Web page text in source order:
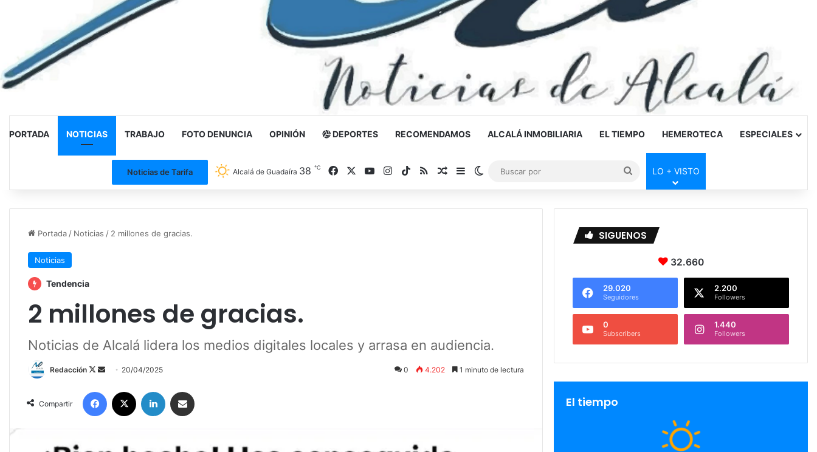
PORTADA NOTICIAS TRABAJO FOTO DENUNCIA OPINIÓN DEPORTES RECOMENDAMOS ALCALÁ INMOBILIARIA EL TIEMPO HEMEROTECA ESPECIALES
Noticias de Tarifa Alcalá de Guadaíra 38 ℃ FacebookYouTubeInstagram
TikTokRSSNoticia al azar
Barra lateral
Switch skin
Buscar
por
LO + VISTO
Portada/ Noticias / 2 millones de gracias.
Noticias
Tendencia
2 millones de gracias.
Noticias de Alcalá lidera los medios digitales locales y arrasa en audiencia.
Redacción
F
l
l
n
20/04/2025 0 4.202 1 minuto de lectura
Compartir
SIGUENOS
32.660
29.020
Seguidores
2.200
Followers
0
Subscribers
1.440
Followers
El tiempo